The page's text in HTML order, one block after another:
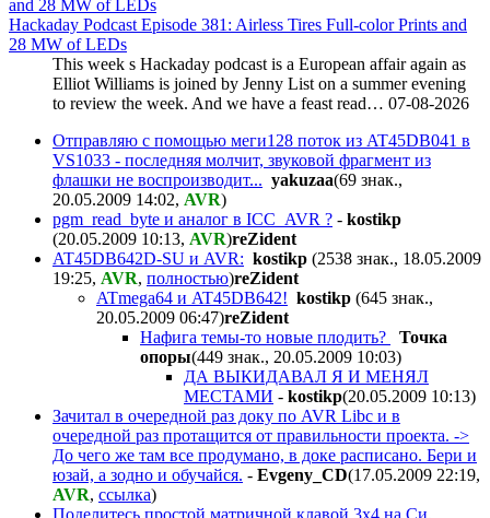
Hackaday Podcast Episode 381: Airless Tires Full-color Prints and
28 MW of LEDs
This week s Hackaday podcast is a European affair again as
Elliot Williams is joined by Jenny List on a summer evening
to review the week. And we have a feast read… 07-08-2026
Отправляю с помощью меги128 поток из AT45DB041 в
VS1033 - последняя молчит, звуковой фрагмент из
флашки не воспроизводит... yakuzaa(69 знак.,
20.05.2009 14:02, AVR)
pgm_read_byte и аналог в ICC_AVR ? - kostikp
(20.05.2009 10:13, AVR)reZident
AT45DB642D-SU и AVR: kostikp (2538 знак., 18.05.2009
19:25, AVR, полностью)reZident
ATmega64 и AT45DB642! kostikp (645 знак.,
20.05.2009 06:47)reZident
Нафига темы-то новые плодить?
Точка
опоры(449 знак., 20.05.2009 10:03)
ДА ВЫКИДАВАЛ Я И МЕНЯЛ
МЕСТАМИ - kostikp(20.05.2009 10:13)
Зачитал в очередной раз доку по AVR Libc и в
очередной раз протащится от правильности проекта. ->
До чего же там все продумано, в доке расписано. Бери и
юзай, а зодно и обучайся. - Evgeny_CD(17.05.2009 22:19,
AVR, ссылка)
Поделитесь простой матричной клавой 3х4 на Си,